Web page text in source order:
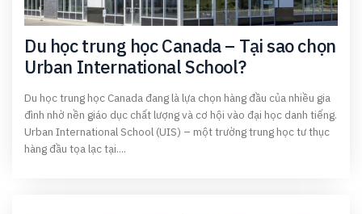
Du học trung học Canada – Tại sao chọn
Urban International School?
Du học trung học Canada đang là lựa chọn hàng đầu của nhiều gia
đình nhờ nền giáo dục chất lượng và cơ hội vào đại học danh tiếng.
Urban International School (UIS) – một trường trung học tư thục
hàng đầu tọa lạc tại....